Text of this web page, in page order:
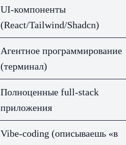
UI-компоненты
(React/Tailwind/Shadcn)
Агентное программирование
(терминал)
Полноценные full-stack
приложения
Vibe-coding (описываешь «в